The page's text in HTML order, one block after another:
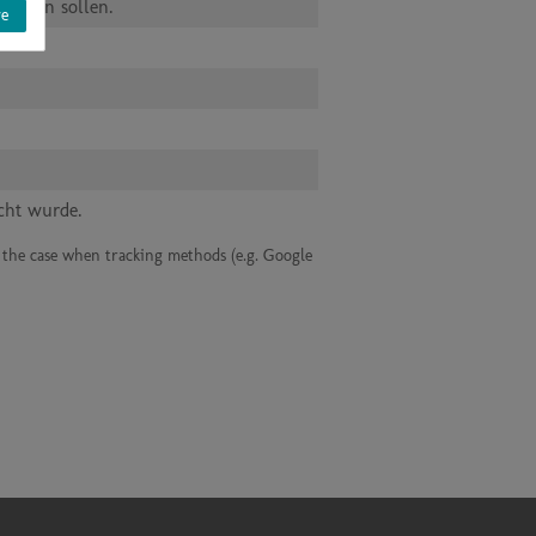
sein sollen.
wurde.
case when tracking methods (e.g. Google